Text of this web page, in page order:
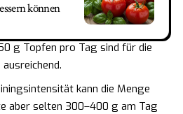
können
g Topfen pro Tag sind für die
kann die Menge
aber selten 300–400 g am Tag